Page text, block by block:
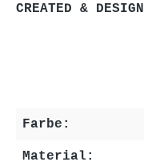
CREATED &
Farbe:
Material: